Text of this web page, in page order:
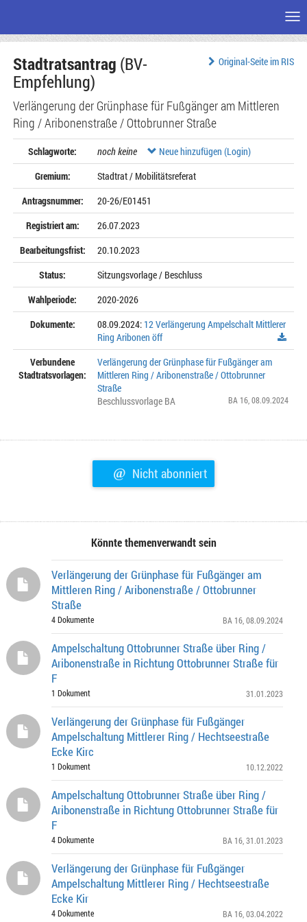
Seiteninhalt
Original-Seite im RIS
Stadtratsantrag (BV-
Empfehlung)
Verlängerung der Grünphase für Fußgänger am Mittleren
Ring / Aribonenstraße / Ottobrunner Straße
Schlagworte: noch keine
Neue hinzufügen (Login)
Gremium:
Stadtrat / Mobilitätsreferat
Antragsnummer:
20-26/E01451
Registriert am:
26.07.2023
Bearbeitungsfrist:
20.10.2023
Status:
Sitzungsvorlage / Beschluss
Wahlperiode:
2020-2026
Dokumente:
08.09.2024: 12 Verlängerung Ampelschalt Mittlerer
Ring Aribonen öff
Verbundene
Stadtratsvorlagen:
Verlängerung der Grünphase für Fußgänger am
Mittleren Ring / Aribonenstraße / Ottobrunner
Straße
Beschlussvorlage BA
BA 16 , 08.09.2024
@ Nicht abonniert
Könnte themenverwandt sein
Verlängerung der Grünphase für Fußgänger am
Mittleren Ring / Aribonenstraße / Ottobrunner
Straße
4 Dokumente BA 16 , 08.09.2024
Ampelschaltung Ottobrunner Straße über Ring /
Aribonenstraße in Richtung Ottobrunner Straße für
F
1 Dokument 31.01.2023
Verlängerung der Grünphase für Fußgänger
Ampelschaltung Mittlerer Ring / Hechtseestraße
Ecke Kirc
1 Dokument 10.12.2022
Ampelschaltung Ottobrunner Straße über Ring /
Aribonenstraße in Richtung Ottobrunner Straße für
F
4 Dokumente BA 16 , 31.01.2023
Verlängerung der Grünphase für Fußgänger
Ampelschaltung Mittlerer Ring / Hechtseestraße
Ecke Kir
4 Dokumente BA 16 , 03.04.2022